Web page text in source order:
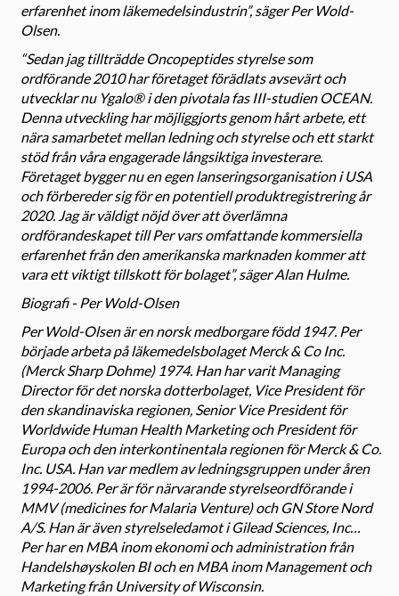
erfarenhet inom läkemedelsindustrin”, säger Per Wold-
Olsen.
“Sedan jag tillträdde Oncopeptides styrelse som
ordförande 2010 har företaget förädlats avsevärt och
utvecklar nu Ygalo® i den pivotala fas III-studien OCEAN.
Denna utveckling har möjliggjorts genom hårt arbete, ett
nära samarbetet mellan ledning och styrelse och ett starkt
stöd från våra engagerade långsiktiga investerare.
Företaget bygger nu en egen lanseringsorganisation i USA
och förbereder sig för en potentiell produktregistrering år
2020. Jag är väldigt nöjd över att överlämna
ordförandeskapet till Per vars omfattande kommersiella
erfarenhet från den amerikanska marknaden kommer att
vara ett viktigt tillskott för bolaget”, säger Alan Hulme.
Biografi - Per Wold-Olsen
Per Wold-Olsen är en norsk medborgare född 1947. Per
började arbeta på läkemedelsbolaget Merck & Co Inc.
(Merck Sharp Dohme) 1974. Han har varit Managing
Director för det norska dotterbolaget, Vice President för
den skandinaviska regionen, Senior Vice President för
Worldwide Human Health Marketing och President för
Europa och den interkontinentala regionen för Merck & Co.
Inc. USA. Han var medlem av ledningsgruppen under åren
1994-2006. Per är för närvarande styrelseordförande i
MMV (medicines for Malaria Venture) och GN Store Nord
A/S. Han är även styrelseledamot i Gilead Sciences, Inc…
Per har en MBA inom ekonomi och administration från
Handelshøyskolen BI och en MBA inom Management och
Marketing från University of Wisconsin.